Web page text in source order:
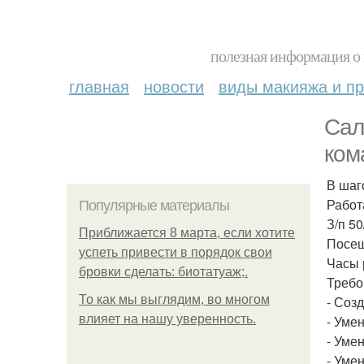
полезная информация
главная новости виды макияжа и
Популярные материалы
Приближается 8 марта, если хотите
успеть привести в порядок свои
бровки сделать: биотатуаж;.
То как мы выглядим, во многом
влияет на нашу уверенность.
В
З/п
Часы
-
-
-